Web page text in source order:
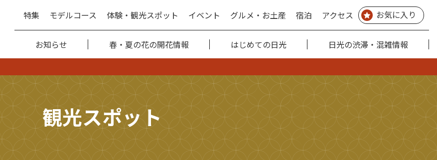
特集 モデルコース 体験・観光スポット イベント グルメ・お土産 宿泊 アクセス お気に入り
お知らせ 春・夏の花の開花情報 はじめての日光 日光の渋滞・混雑情報
観光スポット